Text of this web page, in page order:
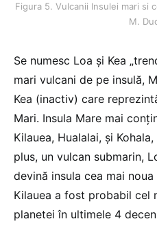
Figura 5. Vulcanii Insulei mari si
M.
Se numesc Loa și Kea
mari vulcani de pe insulă,
Kea (inactiv) care
Mari. Insula Mare mai
Kilauea, Hualalai, și
plus, un vulcan submarin,
devină insula cea mai
Kilauea a fost probabil cel
planetei în ultimele 4